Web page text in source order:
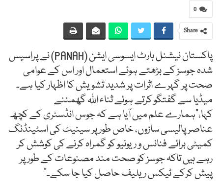
0
Share
پاکستان نیشنل ہارٹ ایسوسی ایشن (PANAH) نے پراسیس
شدہ جوسز کے بڑھتے ہوئے استعمال اور اس کے عوامی
صحت پر گہرے اثرات پر شدید تشویش کا اظہار کیا ہے۔
میڈیا سے گفتگو کرتے ہوئے ثناء اللہ گھمننے
کہا،“ہمارے علم میں آیا ہے کہ جوس انڈسٹری کے کچھ
عناصر پالیسی سازوں، خاص طور پر سینیٹ کی اسٹینڈنگ
کمیٹی برائے فنانس و ریونیو کو گمراہ کرنے کی کوشش کر
رہے ہیں تاکہ جوسز کو صحت مند مصنوعات کے طور پر
پیش کرکے ٹیکس ریلیف حاصل کیا جا سکے۔”